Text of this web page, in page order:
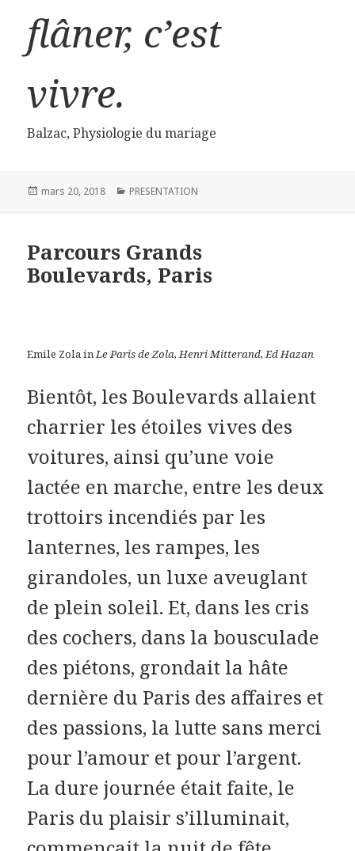
flâner, c’est
vivre.
Balzac, Physiologie du mariage
Publié
mars 20, 2018 Catégories
PRESENTATION
Parcours Grands
Boulevards, Paris
Emile Zola in Le Paris de Zola, Henri Mitterand, Ed Hazan
Bientôt, les Boulevards allaient
charrier les étoiles vives des
voitures, ainsi qu’une voie
lactée en marche, entre les deux
trottoirs incendiés par les
lanternes, les rampes, les
girandoles, un luxe aveuglant
de plein soleil. Et, dans les cris
des cochers, dans la bousculade
des piétons, grondait la hâte
dernière du Paris des affaires et
des passions, la lutte sans merci
pour l’amour et pour l’argent.
La dure journée était faite, le
Paris du plaisir s’illuminait,